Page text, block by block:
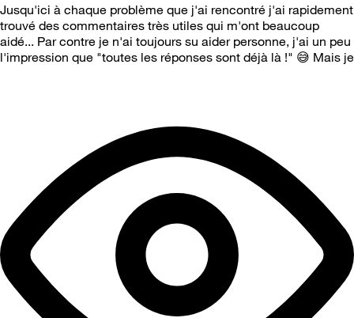
Jusqu'ici à chaque problème que j'ai rencontré j'ai rapidement
trouvé des commentaires très utiles qui m'ont beaucoup
aidé... Par contre je n'ai toujours su aider personne, j'ai un peu
l'impression que "toutes les réponses sont déjà là !" 😅 Mais je